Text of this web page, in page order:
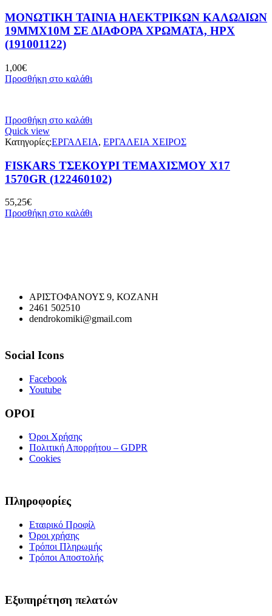
ΜΟΝΩΤΙΚΗ ΤΑΙΝΙΑ ΗΛΕΚΤΡΙΚΩΝ ΚΑΛΩΔΙΩΝ
19MMX10M ΣΕ ΔΙΑΦΟΡΑ ΧΡΩΜΑΤΑ, HPX
(191001122)
1,00€
Προσθήκη στο καλάθι
Προσθήκη στο καλάθι
Quick view
Κατηγορίες:ΕΡΓΑΛΕΙΑ, ΕΡΓΑΛΕΙΑ ΧΕΙΡΟΣ
FISKARS ΤΣΕΚΟΥΡΙ ΤΕΜΑΧΙΣΜΟΥ Χ17
1570GR (122460102)
55,25€
Προσθήκη στο καλάθι
ΑΡΙΣΤΟΦΑΝΟΥΣ 9, ΚΟΖΑΝΗ
2461 502510
dendrokomiki@gmail.com
Social Icons
Facebook
Youtube
ΟΡΟΙ
Όροι Χρήσης
Πολιτική Απορρήτου – GDPR
Cookies
Πληροφορίες
Εταιρικό Προφίλ
Όροι χρήσης
Τρόποι Πληρωμής
Τρόποι Αποστολής
Εξυπηρέτηση πελατών